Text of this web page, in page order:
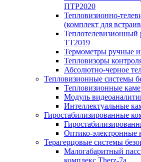
ПТР2020
Тепловизионно-
(комплект для
ТТ2019
Термометры ручные
Тепловизоры
Абсолютно-черное
Тепловизионные системы
Тепловизионные
Модуль
Интеллектуальные
Гиростабилизированные
Оптико-электронные
Терагерцовые системы
Малогабаритный